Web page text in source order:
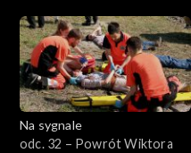
Na sygnale
odc. 32 – Powrót Wiktora